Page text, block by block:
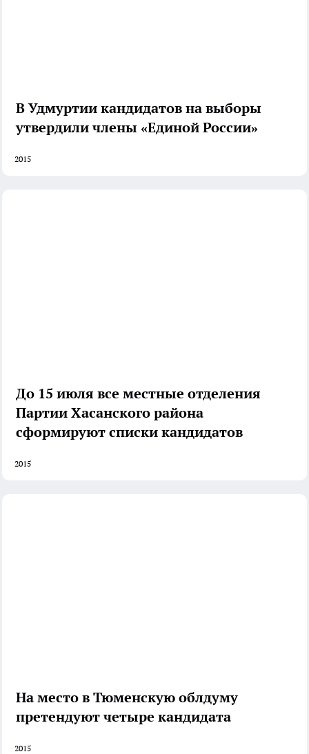
В Удмуртии кандидатов на выборы
утвердили члены «Единой России»
2015
До 15 июля все местные отделения
Партии Хасанского района
сформируют списки кандидатов
2015
На место в Тюменскую облдуму
претендуют четыре кандидата
2015